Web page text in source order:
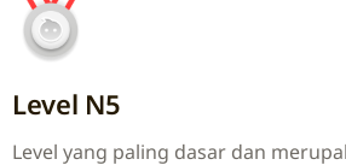
Level N5
Level yang paling dasar dan